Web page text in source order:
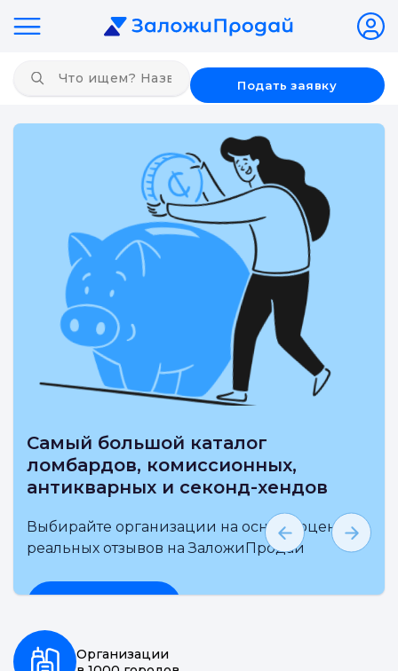
Подать заявку
Самый большой каталог
ломбардов, комиссионных,
антикварных и секонд-хендов
Выбирайте организации на основе оценки и
реальных отзывов на ЗаложиПродай
Организации